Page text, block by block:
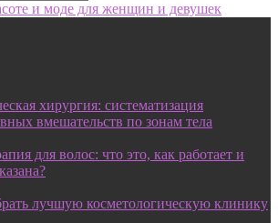
и моде для женщин и девушек
хирургия: систематизация
вмешательств по зонам тела
для волос: что это, как работает и
лучшую косметологическую клинику